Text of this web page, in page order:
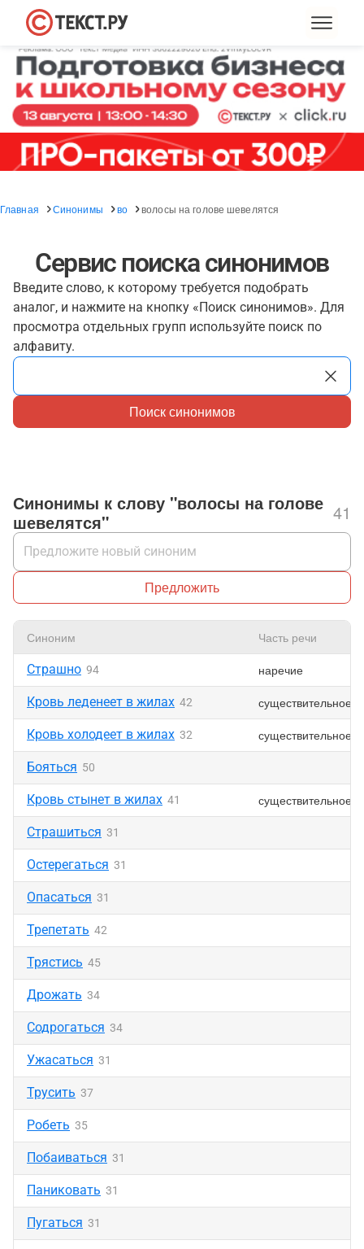
Главная Синонимы во волосы на голове шевелятся
Сервис поиска синонимов
Введите слово, к которому требуется подобрать
аналог, и нажмите на кнопку «Поиск синонимов». Для
просмотра отдельных групп используйте поиск по
алфавиту.
Поиск синонимов
Синонимы к слову "волосы на голове
шевелятся"
41
Предложить
Синоним Часть речи
Страшно 94 наречие
Кровь леденеет в жилах 42 существительное
Кровь холодеет в жилах 32 существительное
Бояться 50
Кровь стынет в жилах 41 существительное
Страшиться 31
Остерегаться 31
Опасаться 31
Трепетать 42
Трястись 45
Дрожать 34
Содрогаться 34
Ужасаться 31
Трусить 37
Робеть 35
Побаиваться 31
Паниковать 31
Пугаться 31